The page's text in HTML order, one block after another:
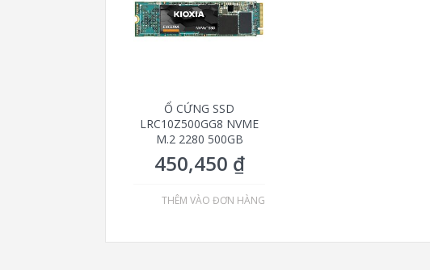
Ổ CỨNG SSD
LRC10Z500GG8 NVME
M.2 2280 500GB
450,450 ₫
THÊM VÀO ĐƠN HÀNG